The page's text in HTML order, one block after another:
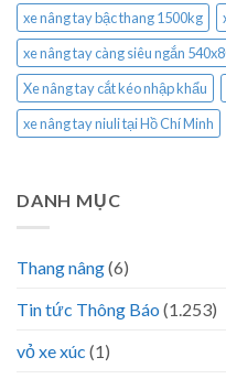
xe nâng tay bậc thang 1500kg
xe nâng tay càng siêu ngắn
Xe nâng tay cắt kéo nhập khẩu
xe nâng tay niuli tại Hồ Chí Minh
DANH MỤC
Thang nâng(6)
Tin tức Thông Báo (1.253)
vỏ xe xúc (1)